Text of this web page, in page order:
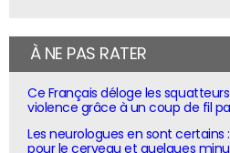
À NE PAS RATER
Ce Français déloge les
violence grâce à un coup de fil
Les neurologues en sont certains
pour le cerveau et quelques